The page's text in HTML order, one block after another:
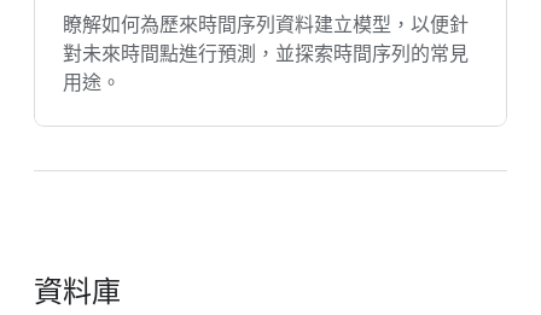
瞭解如何為歷來時間序列資料建立模型，以便針
對未來時間點進行預測，並探索時間序列的常見
用途。
資料庫